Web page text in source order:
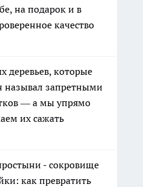
на подарок и в
качество
деревьев, которые
запретными
— а мы упрямо
их сажать
- сокровище
как превратить